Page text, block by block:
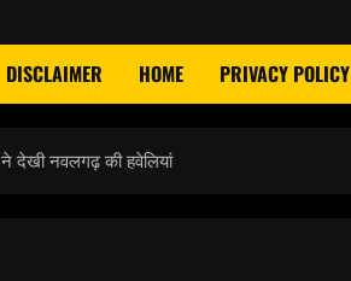
DISCLAIMER HOME PRIVACY POLICY
देखी नवलगढ़ की हवेलियां